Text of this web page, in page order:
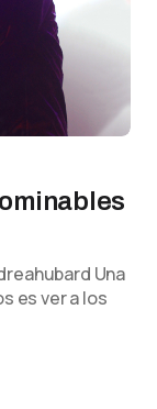
Una
es ver a los